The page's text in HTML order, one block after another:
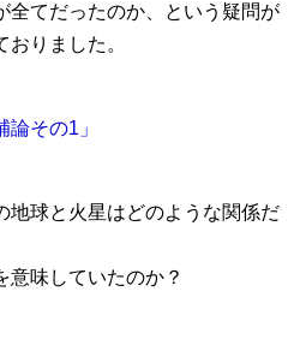
全てだったのか、という疑問が
りました。
論その1」
球と火星はどのような関係だ
味していたのか？